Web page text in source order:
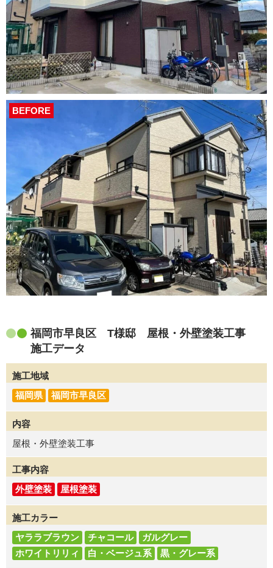
BEFORE
福岡市早良区 T様邸 屋根・外壁塗装工事
施工データ
施工地域
福岡県
福岡市早良区
内容
屋根・外壁塗装工事
工事内容
外壁塗装
屋根塗装
施工カラー
ヤララブラウン
チャコール
ガルグレー
ホワイトリリィ
白・ベージュ系 黒・グレー系